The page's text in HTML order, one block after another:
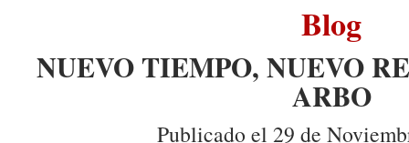
Blog
NUEVO TIEMPO, NUEVO
ARBO
Publicado el 29 de